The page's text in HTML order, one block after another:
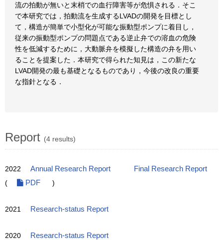
流の拍動が無いと末梢での血行障害等が危惧される．そこ
で本研究では，拍動流を生成するLVADの開発を目標とし
て，構造が簡単で小型化が可能な振動型ポンプに着目し，
従来の振動型ポンプの問題点である逆止弁での溶血の危険
性を低減するために，大動脈弁を模擬した構造の弁を用い
ることを提案した．本研究で得られた知見は，この新たな
LVAD開発の最も基礎となるものであり，今後の改良の重要
な指針となる．
Report (4 results)
2022 Annual Research Report
Final Research Report
(
PDF )
2021 Research-status Report
2020 Research-status Report